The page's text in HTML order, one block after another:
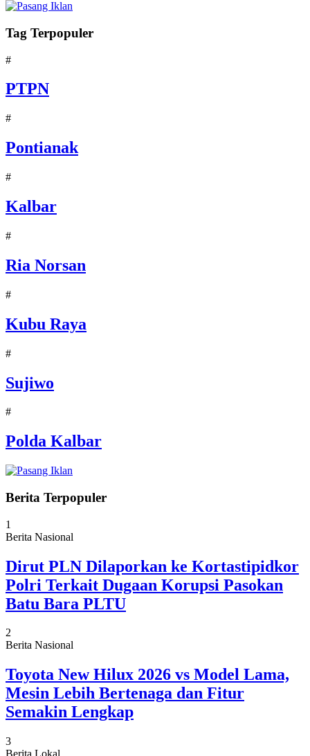
Tag Terpopuler
#
PTPN
#
Pontianak
#
Kalbar
#
Ria Norsan
#
Kubu Raya
#
Sujiwo
#
Polda Kalbar
Berita Terpopuler
1
Berita Nasional
Dirut PLN Dilaporkan ke Kortastipidkor
Polri Terkait Dugaan Korupsi Pasokan
Batu Bara PLTU
2
Berita Nasional
Toyota New Hilux 2026 vs Model Lama,
Mesin Lebih Bertenaga dan Fitur
Semakin Lengkap
3